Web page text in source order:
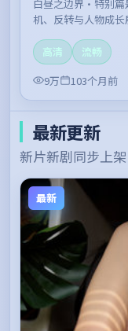
白昼之边界·特别篇
机、反转与人物成长
高清
流畅
9万
103个月前
最新更新
新片新剧同步上架
最新